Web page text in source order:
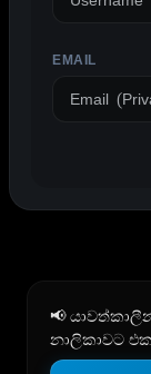
EMAIL
📢
නාලිකාවට